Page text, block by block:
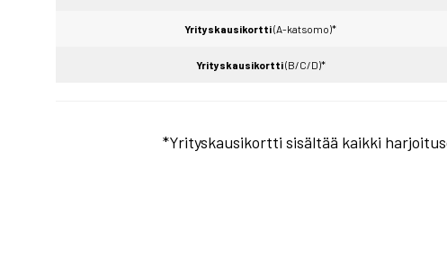
Yrityskausikortti(A-katsomo)*
Yrityskausikortti(B/C/D)*
*Yrityskausikortti sisältää kaikki